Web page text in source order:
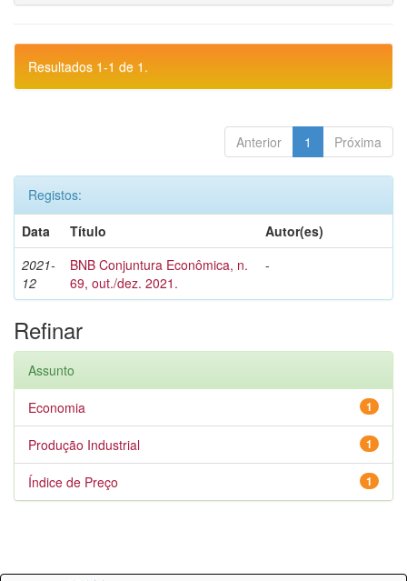
Resultados 1-1 de 1.
Anterior 1 Próxima
Registos:
Data
Título
Autor(es)
2021-
12
BNB Conjuntura Econômica, n.
69, out./dez. 2021.
-
Refinar
Assunto
1
Economia
1
Produção Industrial
1
Índice de Preço